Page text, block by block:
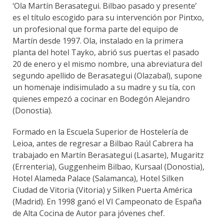
‘Ola Martín Berasategui. Bilbao pasado y presente’
es el título escogido para su intervención por Pintxo,
un profesional que forma parte del equipo de
Martín desde 1997. Ola, instalado en la primera
planta del hotel Tayko, abrió sus puertas el pasado
20 de enero y el mismo nombre, una abreviatura del
segundo apellido de Berasategui (Olazabal), supone
un homenaje indisimulado a su madre y su tía, con
quienes empezó a cocinar en Bodegón Alejandro
(Donostia).
Formado en la Escuela Superior de Hostelería de
Leioa, antes de regresar a Bilbao Raúl Cabrera ha
trabajado en Martín Berasategui (Lasarte), Mugaritz
(Errenteria), Guggenheim Bilbao, Kursaal (Donostia),
Hotel Alameda Palace (Salamanca), Hotel Silken
Ciudad de Vitoria (Vitoria) y Silken Puerta América
(Madrid). En 1998 ganó el VI Campeonato de España
de Alta Cocina de Autor para jóvenes chef.